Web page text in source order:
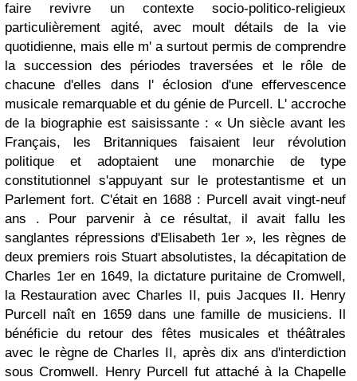
faire revivre un contexte socio-politico-religieux
particulièrement agité, avec moult détails de la vie
quotidienne, mais elle m' a surtout permis de comprendre
la succession des périodes traversées et le rôle de
chacune d'elles dans l' éclosion d'une effervescence
musicale remarquable et du génie de Purcell. L' accroche
de la biographie est saisissante : « Un siècle avant les
Français, les Britanniques faisaient leur révolution
politique et adoptaient une monarchie de type
constitutionnel s'appuyant sur le protestantisme et un
Parlement fort. C'était en 1688 : Purcell avait vingt-neuf
ans . Pour parvenir à ce résultat, il avait fallu les
sanglantes répressions d'Elisabeth 1er », les règnes de
deux premiers rois Stuart absolutistes, la décapitation de
Charles 1er en 1649, la dictature puritaine de Cromwell,
la Restauration avec Charles II, puis Jacques II. Henry
Purcell naît en 1659 dans une famille de musiciens. Il
bénéficie du retour des fêtes musicales et théâtrales
avec le règne de Charles II, après dix ans d'interdiction
sous Cromwell. Henry Purcell fut attaché à la Chapelle